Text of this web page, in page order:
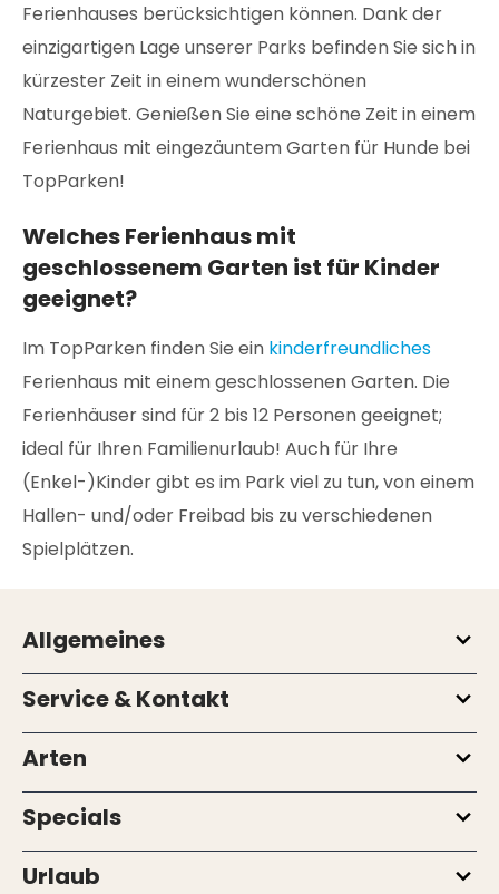
Ferienhauses berücksichtigen können. Dank der
einzigartigen Lage unserer Parks befinden Sie sich in
kürzester Zeit in einem wunderschönen
Naturgebiet. Genießen Sie eine schöne Zeit in einem
Ferienhaus mit eingezäuntem Garten für Hunde bei
TopParken!
Welches Ferienhaus mit
geschlossenem Garten ist für Kinder
geeignet?
Im TopParken finden Sie ein kinderfreundliches
Ferienhaus mit einem geschlossenen Garten. Die
Ferienhäuser sind für 2 bis 12 Personen geeignet;
ideal für Ihren Familienurlaub! Auch für Ihre
(Enkel-)Kinder gibt es im Park viel zu tun, von einem
Hallen- und/oder Freibad bis zu verschiedenen
Spielplätzen.
Allgemeines
Service & Kontakt
Arten
Specials
Urlaub